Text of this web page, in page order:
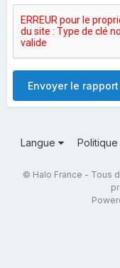
Envoyer le rapport
Langue
© Halo France - Tous